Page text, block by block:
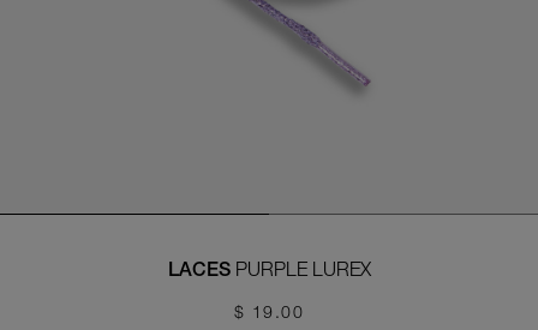
LACESPURPLE LUREX
$ 19.00